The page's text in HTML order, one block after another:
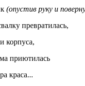
(опустив руку и
превратилась,
корпуса,
приютилась
краса...